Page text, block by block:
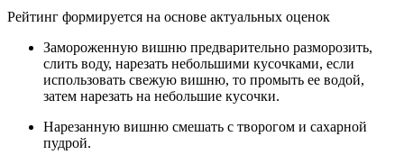
Рейтинг формируется на основе актуальных оценок
Замороженную вишню предварительно разморозить,
слить воду, нарезать небольшими кусочками, если
использовать свежую вишню, то промыть ее водой,
затем нарезать на небольшие кусочки.
Нарезанную вишню смешать с творогом и сахарной
пудрой.